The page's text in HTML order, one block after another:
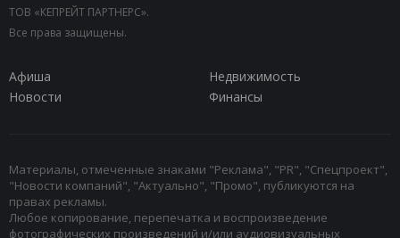
ТОВ «КЕПРЕЙТ ПАРТНЕРС».
Все права защищены.
Афиша
Недвижимость
Новости
Финансы
Материалы, отмеченные знаками "Реклама", "PR", "Спецпроект",
"Новости компаний", "Актуально", "Промо", публикуются на
правах рекламы.
Любое копирование, перепечатка и воспроизведение
фотографических произведений и/или аудиовизуальных